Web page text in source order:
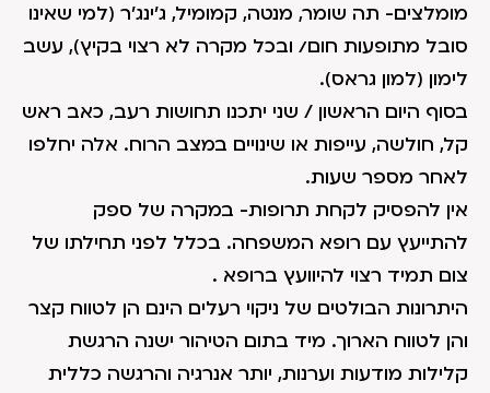
מומלצים- תה שומר, מנטה, קמומיל, ג'ינג'ר (למי שאינו
סובל מתופעות חום/ ובכל מקרה לא רצוי בקיץ), עשב
לימון (למון גראס).
בסוף היום הראשון / שני יתכנו תחושות רעב, כאב ראש
קל, חולשה, עייפות או שינויים במצב הרוח. אלה יחלפו
לאחר מספר שעות.
אין להפסיק לקחת תרופות- במקרה של ספק
להתייעץ עם רופא המשפחה. בכלל לפני תחילתו של
צום תמיד רצוי להיוועץ ברופא .
היתרונות הבולטים של ניקוי רעלים הינם הן לטווח קצר
והן לטווח הארוך. מיד בתום הטיהור ישנה הרגשת
קלילות מודעות וערנות, יותר אנרגיה והרגשה כללית